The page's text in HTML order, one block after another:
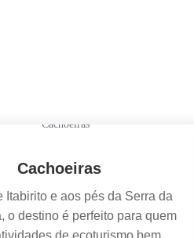
Cachoeiras
Itabirito e aos pés da Serra da
o destino é perfeito para quem